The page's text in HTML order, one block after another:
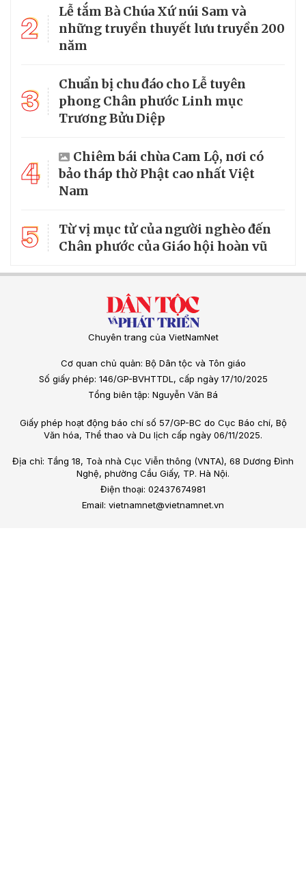
2
Lễ tắm Bà Chúa Xứ núi Sam và
những truyền thuyết lưu truyền 200
năm
3
Chuẩn bị chu đáo cho Lễ tuyên
phong Chân phước Linh mục
Trương Bửu Diệp
4
Chiêm bái chùa Cam Lộ, nơi có
bảo tháp thờ Phật cao nhất Việt
Nam
5
Từ vị mục tử của người nghèo đến
Chân phước của Giáo hội hoàn vũ
Chuyên trang của VietNamNet
Cơ quan chủ quản: Bộ Dân tộc và Tôn giáo
Số giấy phép: 146/GP-BVHTTDL, cấp ngày 17/10/2025
Tổng biên tập: Nguyễn Văn Bá
Giấy phép hoạt động báo chí số 57/GP-BC do Cục Báo chí, Bộ
Văn hóa, Thể thao và Du lịch cấp ngày 06/11/2025.
Địa chỉ: Tầng 18, Toà nhà Cục Viễn thông (VNTA), 68 Dương Đình
Nghệ, phường Cầu Giấy, TP. Hà Nội.
Điện thoại: 02437674981
Email: vietnamnet@vietnamnet.vn